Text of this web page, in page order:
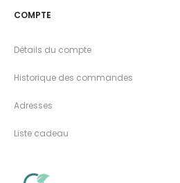
COMPTE
Détails du compte
Historique des commandes
Adresses
Liste cadeau